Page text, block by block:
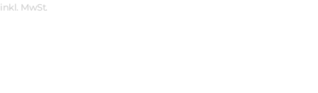
inkl. MwSt.